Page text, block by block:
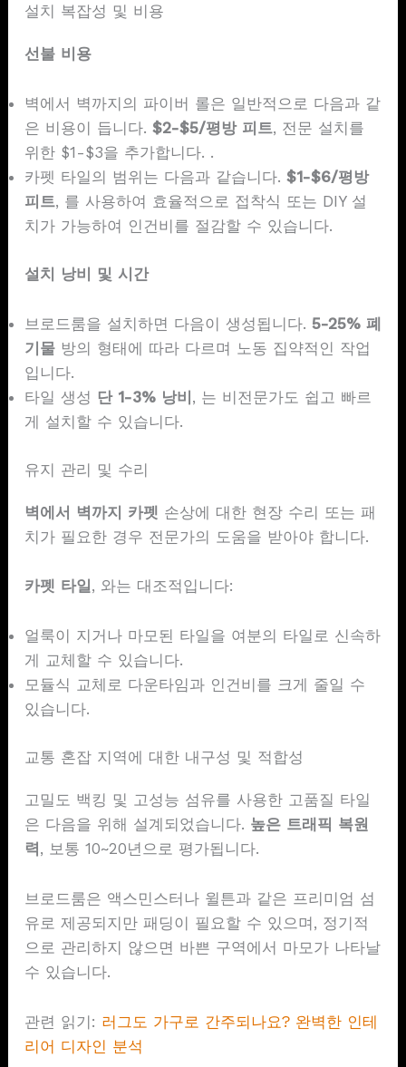
설치 복잡성 및 비용
선불 비용
벽에서 벽까지의 파이버 롤은 일반적으로 다음과 같
은 비용이 듭니다. $2-$5/평방 피트, 전문 설치를
위한 $1-$3을 추가합니다. .
카펫 타일의 범위는 다음과 같습니다. $1-$6/평방
피트, 를 사용하여 효율적으로 접착식 또는 DIY 설
치가 가능하여 인건비를 절감할 수 있습니다.
설치 낭비 및 시간
브로드룸을 설치하면 다음이 생성됩니다. 5-25% 폐
기물방의 형태에 따라 다르며 노동 집약적인 작업
입니다.
타일 생성 단 1-3% 낭비, 는 비전문가도 쉽고 빠르
게 설치할 수 있습니다.
유지 관리 및 수리
벽에서 벽까지 카펫 손상에 대한 현장 수리 또는 패
치가 필요한 경우 전문가의 도움을 받아야 합니다.
카펫 타일, 와는 대조적입니다:
얼룩이 지거나 마모된 타일을 여분의 타일로 신속하
게 교체할 수 있습니다.
모듈식 교체로 다운타임과 인건비를 크게 줄일 수
있습니다.
교통 혼잡 지역에 대한 내구성 및 적합성
고밀도 백킹 및 고성능 섬유를 사용한 고품질 타일
은 다음을 위해 설계되었습니다. 높은 트래픽 복원
력 , 보통 10~20년으로 평가됩니다.
브로드룸은 액스민스터나 윌튼과 같은 프리미엄 섬
유로 제공되지만 패딩이 필요할 수 있으며, 정기적
으로 관리하지 않으면 바쁜 구역에서 마모가 나타날
수 있습니다.
관련 읽기: 러그도 가구로 간주되나요? 완벽한 인테
리어 디자인 분석